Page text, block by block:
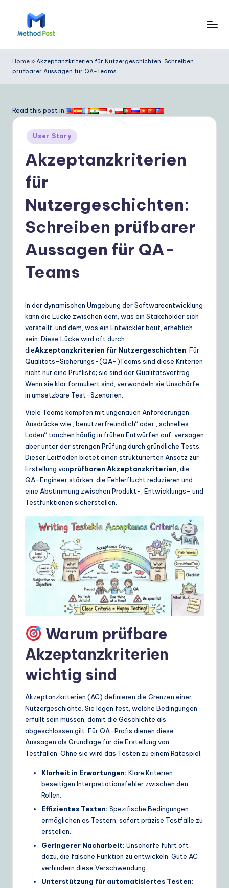
e
t
o
G
m
Y
o
D
ai
ly
G
ui
d
ft
w
S
o
lu
Home » Akzeptanzkriterien für Nutzergeschichten: Schreiben
prüfbarer Aussagen für QA-Teams
Read this post in:
Posted
in
User Story
Akzeptanzkriterien
für
Nutzergeschichten:
Schreiben prüfbarer
Aussagen für QA-
Teams
In der dynamischen Umgebung der Softwareentwicklung
kann die Lücke zwischen dem, was ein Stakeholder sich
vorstellt, und dem, was ein Entwickler baut, erheblich
sein. Diese Lücke wird oft durch
dieAkzeptanzkriterien für Nutzergeschichten . Für
Qualitäts-Sicherungs-(QA-)Teams sind diese Kriterien
nicht nur eine Prüfliste; sie sind der Qualitätsvertrag.
Wenn sie klar formuliert sind, verwandeln sie Unschärfe
in umsetzbare Test-Szenarien.
Viele Teams kämpfen mit ungenauen Anforderungen.
Ausdrücke wie „benutzerfreundlich“ oder „schnelles
Laden“ tauchen häufig in frühen Entwürfen auf, versagen
aber unter der strengen Prüfung durch gründliche Tests.
Dieser Leitfaden bietet einen strukturierten Ansatz zur
Erstellung vonprüfbaren Akzeptanzkriterien , die
QA-Engineer stärken, die Fehlerflucht reduzieren und
eine Abstimmung zwischen Produkt-, Entwicklungs- und
Testfunktionen sicherstellen.
Warum prüfbare
Akzeptanzkriterien
wichtig sind
Akzeptanzkriterien (AC) definieren die Grenzen einer
Nutzergeschichte. Sie legen fest, welche Bedingungen
erfüllt sein müssen, damit die Geschichte als
abgeschlossen gilt. Für QA-Profis dienen diese
Aussagen als Grundlage für die Erstellung von
Testfällen. Ohne sie wird das Testen zu einem Ratespiel.
Klarheit in Erwartungen: Klare Kriterien
beseitigen Interpretationsfehler zwischen den
Rollen.
Effizientes Testen: Spezifische Bedingungen
ermöglichen es Testern, sofort präzise Testfälle zu
erstellen.
Geringerer Nacharbeit: Unschärfe führt oft
dazu, die falsche Funktion zu entwickeln. Gute AC
verhindern diese Verschwendung.
Unterstützung für automatisiertes Testen: